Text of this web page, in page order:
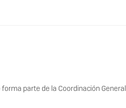
parte de la Coordinación General